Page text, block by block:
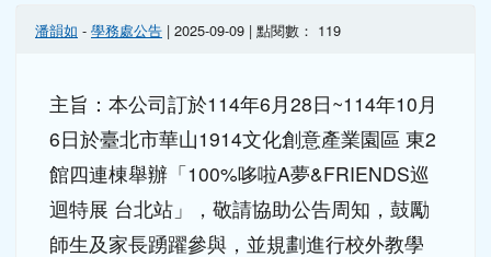
6日於臺北市華山1914文化創意產業園區 東2
館四連棟舉辦「100%哆啦A夢&FRIENDS巡
迴特展 台北站」，敬請協助公告周知，鼓勵
師生及家長踴躍參與，並規劃進行校外教學
及其團體參觀